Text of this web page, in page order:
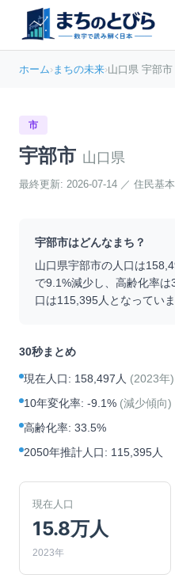
ホーム›まちの未来›山口県 宇部市
市
宇部市 山口県
最終更新: 2026-07-14 ／ 住民基
宇部市はどんなまち？
山口県宇部市の人口は
で9.1%減少し、高齢化率は
口は115,395人となっていま
30秒まとめ
現在人口: 158,497人 (2023年)
10年変化率: -9.1% (減少傾向)
高齢化率: 33.5%
2050年推計人口: 115,395人
現在人口
15.8万人
2023年